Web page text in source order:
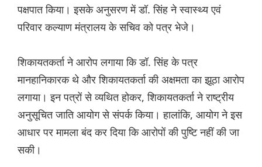
पक्षपात किया। इसके अनुसरण में डॉ. सिंह ने स्वास्थ्य एवं
परिवार कल्याण मंत्रालय के सचिव को पत्र भेजे।
शिकायतकर्ता ने आरोप लगाया कि डॉ. सिंह के पत्र
मानहानिकारक थे और शिकायतकर्ता की अक्षमता का झूठा आरोप
लगाया। इन पत्रों से व्यथित होकर, शिकायतकर्ता ने राष्ट्रीय
अनुसूचित जाति आयोग से संपर्क किया। हालांकि, आयोग ने इस
आधार पर मामला बंद कर दिया कि आरोपों की पुष्टि नहीं की जा
सकी।